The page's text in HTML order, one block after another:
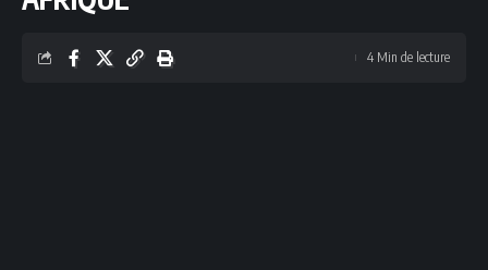
4 Min de lecture